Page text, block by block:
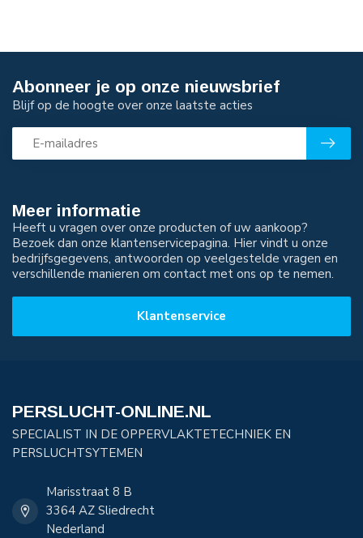
Meer informatie
Heeft u vragen over onze producten of uw aankoop?
Bezoek dan onze klantenservicepagina. Hier vindt u onze
bedrijfsgegevens, antwoorden op veelgestelde vragen en
verschillende manieren om contact met ons op te nemen.
Klantenservice
Abonneer je op onze nieuwsbrief
Blijf op de hoogte over onze laatste acties
PERSLUCHT-ONLINE.NL
SPECIALIST IN DE OPPERVLAKTETECHNIEK EN
PERSLUCHTSYTEMEN
Marisstraat 8 B
3364 AZ Sliedrecht
Nederland